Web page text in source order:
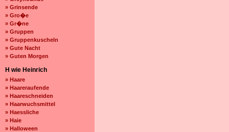
» Grinsende
» Gro�e
» Gr�ne
» Gruppen
» Gruppenkuscheln
» Gute Nacht
» Guten Morgen
H wie Heinrich
» Haare
» Haareraufende
» Haareschneiden
» Haarwuchsmittel
» Haessliche
» Haie
» Halloween